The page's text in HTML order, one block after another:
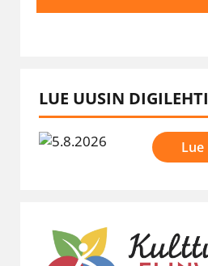
LUE UUSIN DIGILEHTI
Lue